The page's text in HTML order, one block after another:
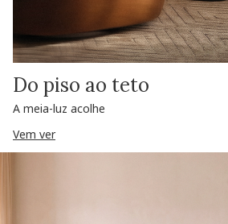
Do piso ao teto
A meia-luz acolhe
Vem ver